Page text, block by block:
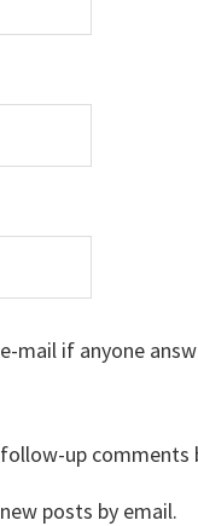
mail if anyone
up comments
posts by email.